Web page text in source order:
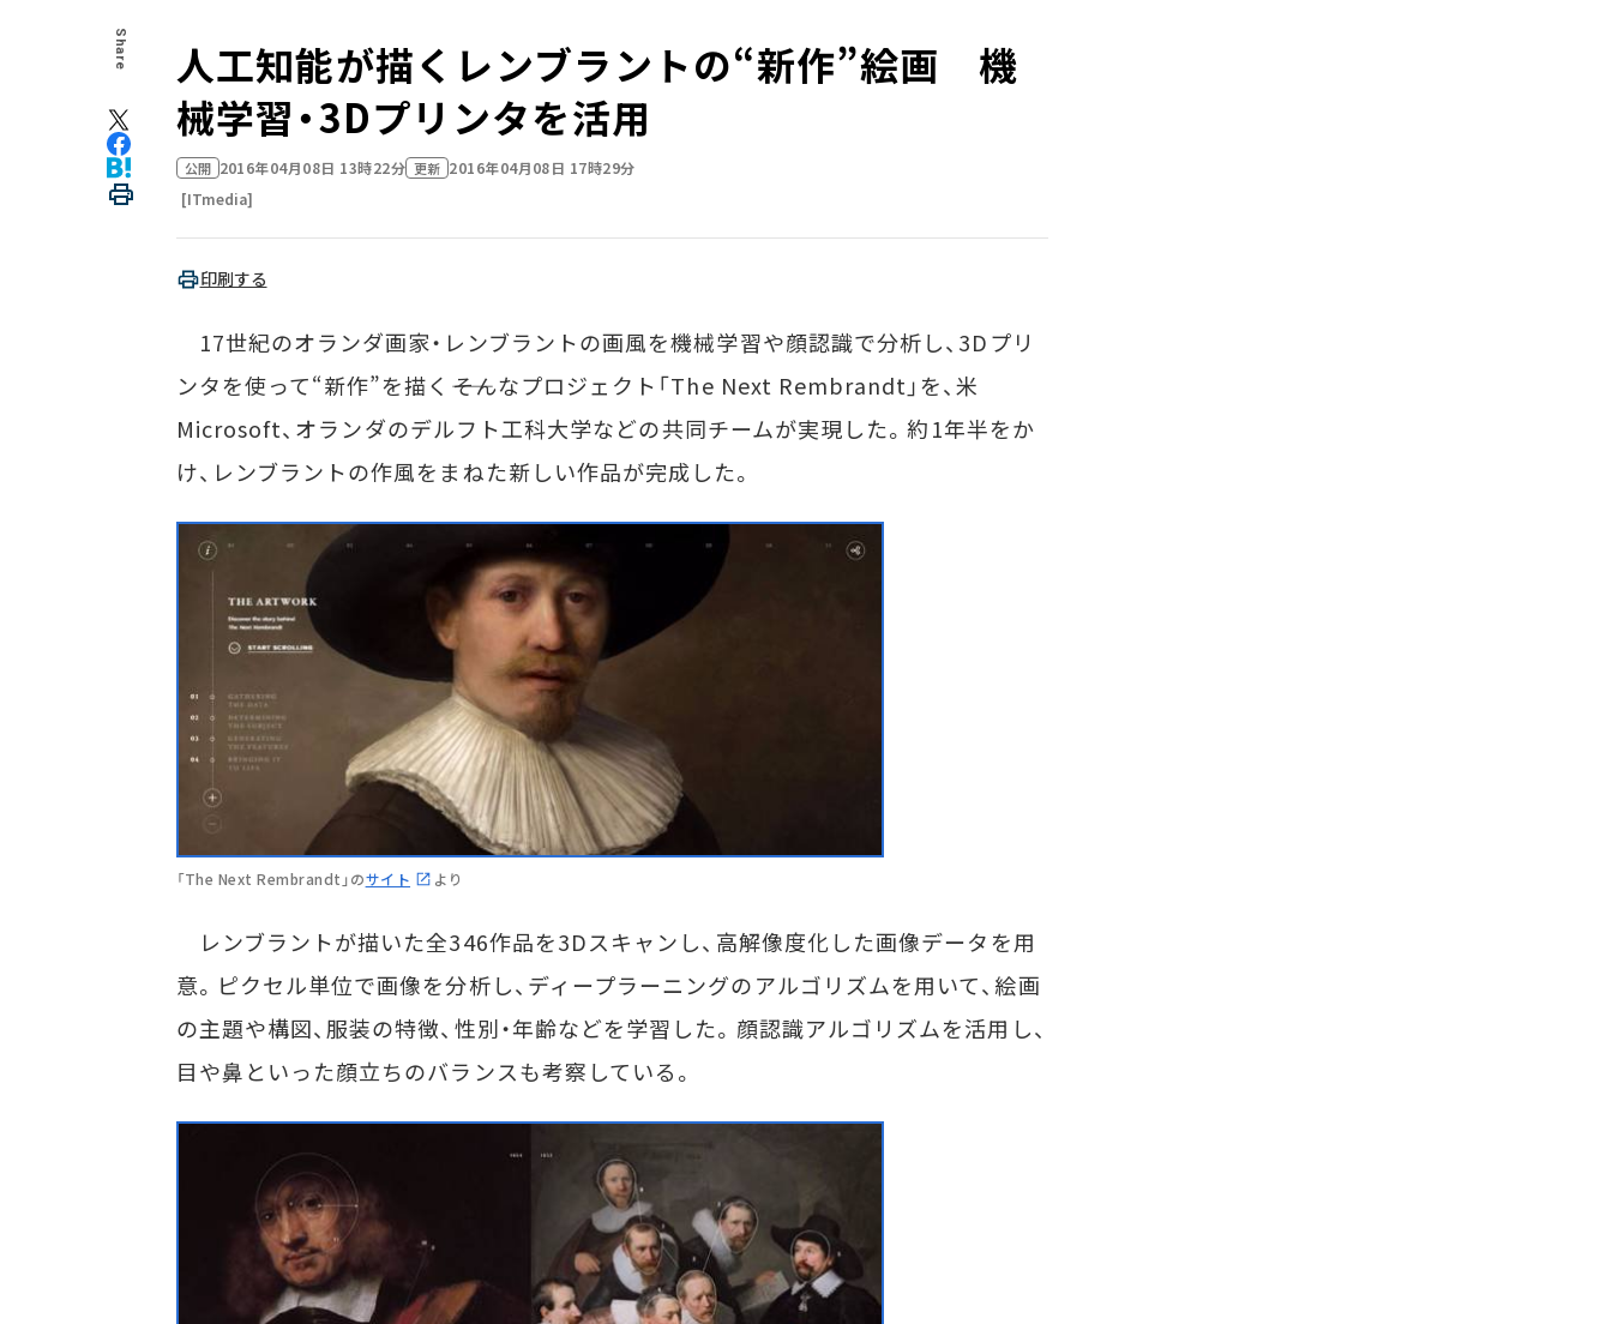
Share
人工知能が描くレンブラントの“新作”絵画 機
械学習・3Dプリンタを活用
公開 2016年04月08日 13時22分 更新 2016年04月08日 17時29分
[ITmedia]
印刷する
17世紀のオランダ画家・レンブラントの画風を機械学習や顔認識で分析し、3Dプリ
ンタを使って“新作”を描く――そんなプロジェクト「The Next Rembrandt」を、米
Microsoft、オランダのデルフト工科大学などの共同チームが実現した。約1年半をか
け、レンブラントの作風をまねた新しい作品が完成した。
「The Next Rembrandt」のサイト より
レンブラントが描いた全346作品を3Dスキャンし、高解像度化した画像データを用
意。ピクセル単位で画像を分析し、ディープラーニングのアルゴリズムを用いて、絵画
の主題や構図、服装の特徴、性別・年齢などを学習した。顔認識アルゴリズムを活用し、
目や鼻といった顔立ちのバランスも考察している。